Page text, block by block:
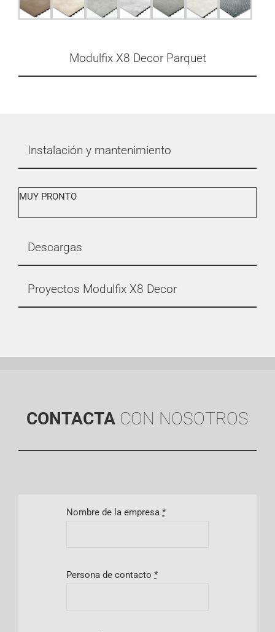
Modulfix X8 Decor Parquet
Instalación y mantenimiento
MUY PRONTO
Descargas
Proyectos Modulfix X8 Decor
CONTACTA CON NOSOTROS
Nombre de la empresa*
Persona de contacto*